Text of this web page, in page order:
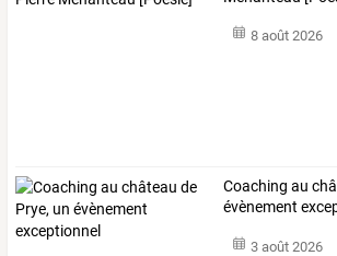
8 août 2026
Coaching au
évènement
3 août 2026